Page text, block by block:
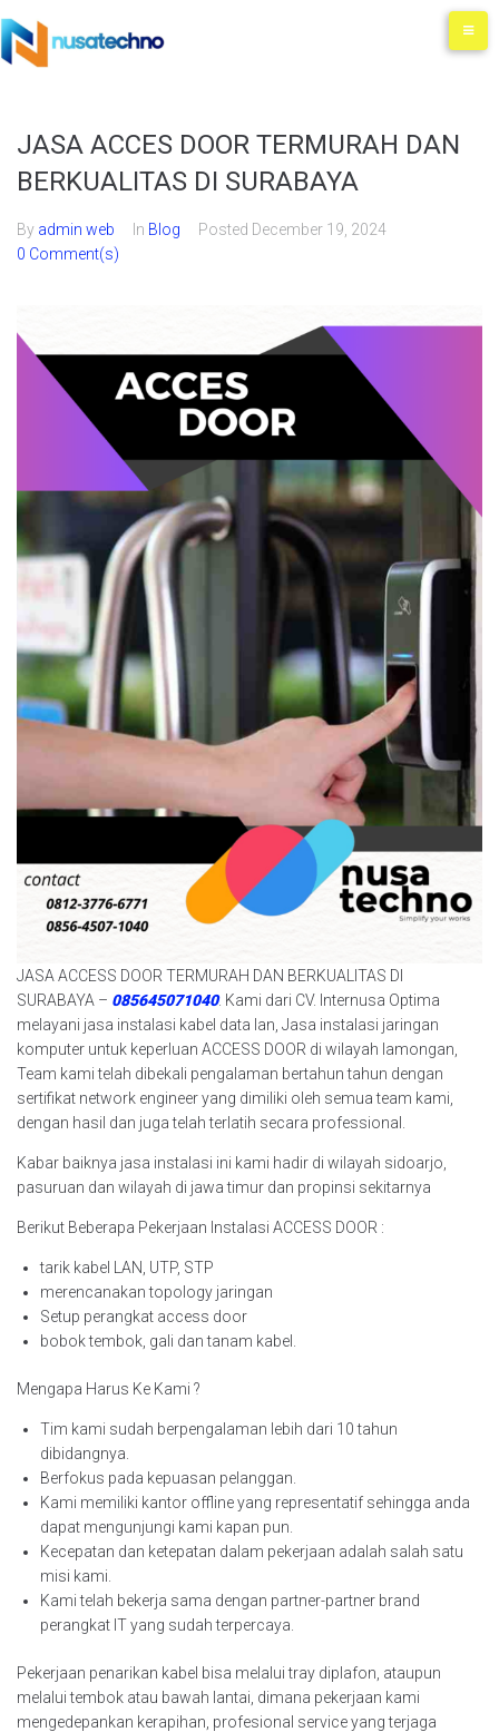
JASA ACCES DOOR TERMURAH DAN
BERKUALITAS DI SURABAYA
By admin web In Blog Posted December 19, 2024
0 Comment(s)
JASA ACCESS DOOR TERMURAH DAN BERKUALITAS DI
SURABAYA – 085645071040. Kami dari CV. Internusa Optima
melayani jasa instalasi kabel data lan, Jasa instalasi jaringan
komputer untuk keperluan ACCESS DOOR di wilayah lamongan,
Team kami telah dibekali pengalaman bertahun tahun dengan
sertifikat network engineer yang dimiliki oleh semua team kami,
dengan hasil dan juga telah terlatih secara professional.
Kabar baiknya jasa instalasi ini kami hadir di wilayah sidoarjo,
pasuruan dan wilayah di jawa timur dan propinsi sekitarnya
Berikut Beberapa Pekerjaan Instalasi ACCESS DOOR :
tarik kabel LAN, UTP, STP
merencanakan topology jaringan
Setup perangkat access door
bobok tembok, gali dan tanam kabel.
Mengapa Harus Ke Kami ?
Tim kami sudah berpengalaman lebih dari 10 tahun
dibidangnya.
Berfokus pada kepuasan pelanggan.
Kami memiliki kantor offline yang representatif sehingga anda
dapat mengunjungi kami kapan pun.
Kecepatan dan ketepatan dalam pekerjaan adalah salah satu
misi kami.
Kami telah bekerja sama dengan partner-partner brand
perangkat IT yang sudah terpercaya.
Pekerjaan penarikan kabel bisa melalui tray diplafon, ataupun
melalui tembok atau bawah lantai, dimana pekerjaan kami
mengedepankan kerapihan, profesional service yang terjaga